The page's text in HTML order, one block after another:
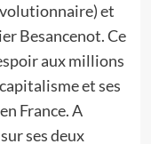
et
Besancenot. Ce
aux millions
et ses
France. A
ses deux